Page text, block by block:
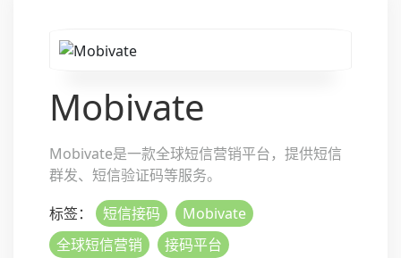
Mobivate
Mobivate是一款全球短信营销平台，提供短信
群发、短信验证码等服务。
标签：
短信接码
Mobivate
全球短信营销
接码平台